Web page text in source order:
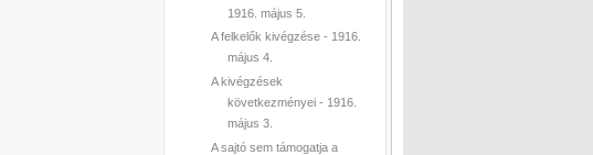
1916. május 5.
A felkelők kivégzése - 1916.
május 4.
A kivégzések
következményei - 1916.
május 3.
A sajtó sem támogatja a